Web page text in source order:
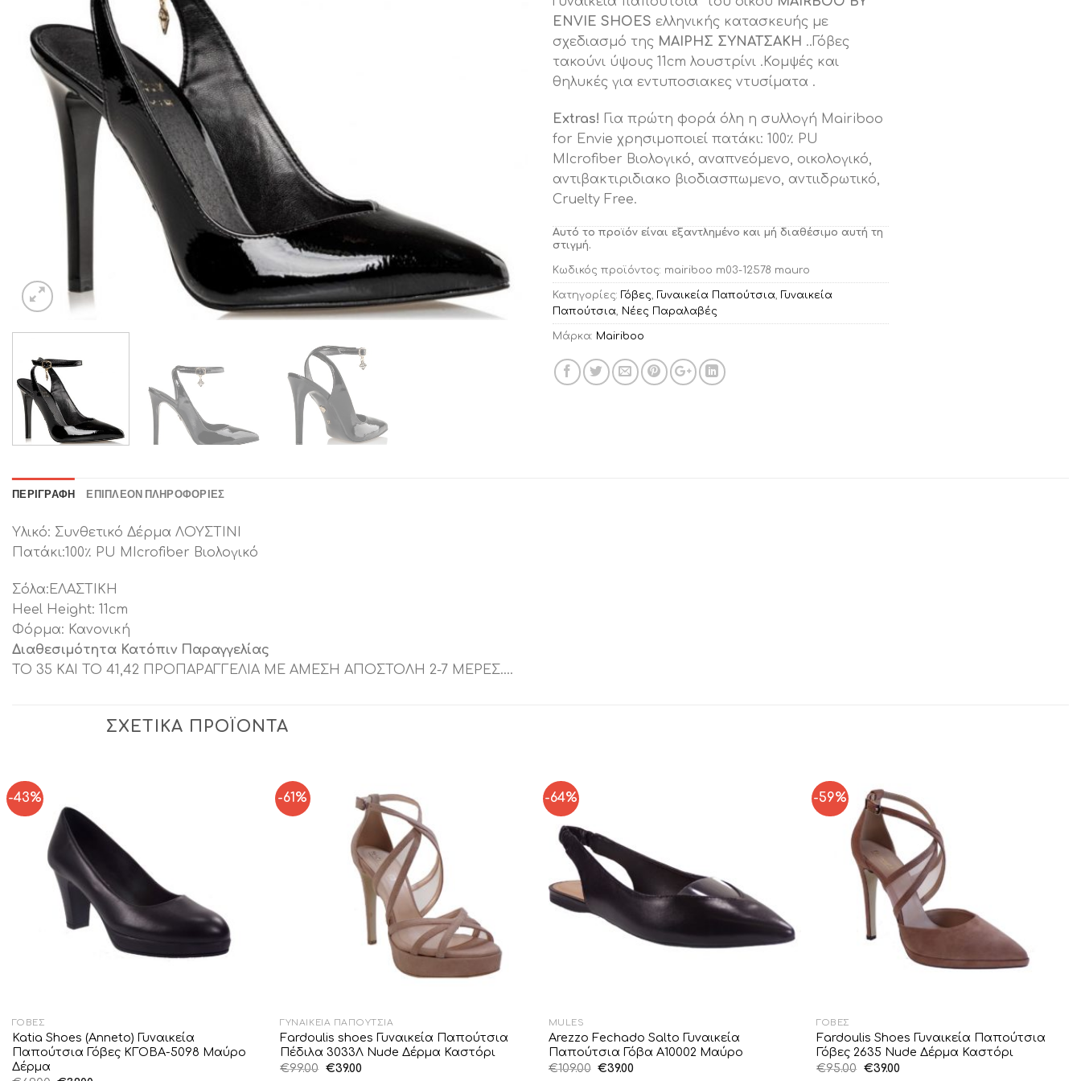
ENVIE SHOES ελληνικής κατασκευής με
σχεδιασμό της ΜΑΙΡΗΣ ΣΥΝΑΤΣΑΚΗ ..Γόβες
τακούνι ύψους 11cm λουστρίνι .Κομψές και
θηλυκές για εντυποσιακες ντυσίματα .
Extras!
Για πρώτη φορά όλη η συλλογή Mairiboo
for Envie χρησιμοποιεί πατάκι: 100٪ PU
MIcrofiber Βιολογικό, αναπνεόμενο, οικολογικό,
αντιβακτιριδιακο βιοδιασπωμενο, αντιιδρωτικό,
Cruelty Free.
Αυτό το προϊόν είναι εξαντλημένο και μή διαθέσιμο αυτή τη
στιγμή.
Κωδικός προϊόντος: mairiboo m03-12578 mauro
Κατηγορίες: Γόβες, Γυναικεία Παπούτσια, Γυναικεία
Παπούτσια, Νέες Παραλαβές
Μάρκα: Mairiboo
ΠΕΡΙΓΡΑΦΉ ΕΠΙΠΛΈΟΝ ΠΛΗΡΟΦΟΡΊΕΣ
Υλικό: Συνθετικό Δέρμα ΛΟΥΣΤΙΝΙ
Πατάκι:100٪ PU MIcrofiber Βιολογικό
Σόλα:ΕΛΑΣΤΙΚΗ
Heel Height: 11cm
Φόρμα: Κανονική
Διαθεσιμότητα Κατόπιν Παραγγελίας
ΤΟ 35 ΚΑΙ ΤΟ 41,42 ΠΡΟΠΑΡΑΓΓΕΛΙΑ ΜΕ ΑΜΕΣΗ ΑΠΟΣΤΟΛΗ 2-7 ΜΕΡΕΣ….
ΣΧΕΤΙΚΆ ΠΡΟΪΌΝΤΑ
-43%
ΓΌΒΕΣ
Katia Shoes (Anneto) Γυναικεία
Παπούτσια Γόβες KΓΟΒΑ-5098 Μαύρο
Δέρμα
-61%
ΓΥΝΑΙΚΕΊΑ ΠΑΠΟΎΤΣΙΑ
Fardoulis shoes Γυναικεία Παπούτσια
Πέδιλα 3033Λ Νude Δέρμα Καστόρι
€99.00 Original
€39.00Η
-64%
MULES
Arezzo Fechado Salto Γυναικεία
Παπούτσια Γόβα A10002 Μαύρο
€109.00 Original
€39.00
-59%
ΓΌΒΕΣ
Fardoulis Shoes Γυναικεία Παπούτσια
Γόβες 2635 Nude Δέρμα Καστόρι
€95.00 Original
€39.00Η